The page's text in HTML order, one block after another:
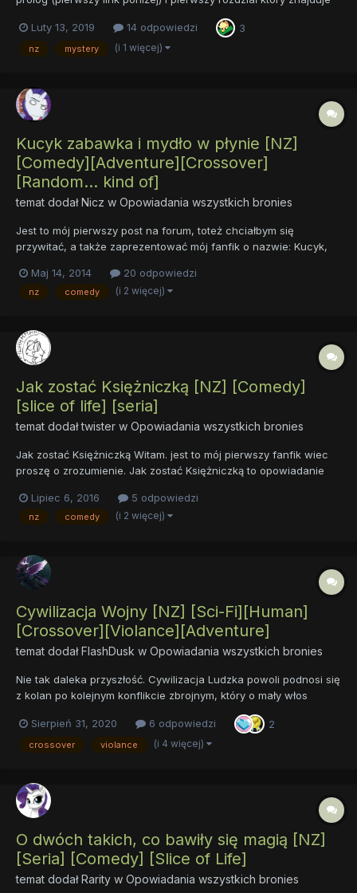
https://docs.google.com/document/d/1-
lcwCX1pxQWuiMjT2jmz23SB1Q0XPshFtQ-LHUn2DRE/edit?
Luty 13, 2019 14 odpowiedzi 3
nz mystery (i 1 więcej)
Kucyk zabawka i mydło w płynie [NZ]
[Comedy][Adventure][Crossover]
[Random... kind of]
temat dodałNicz w Opowiadania wszystkich bronies
Jest to mój pierwszy post na forum, toteż chciałbym się
przywitać, a także zaprezentować mój fanfik o nazwie: Kucyk,
świata (Długie, kiczowate tytuły z podtytułami najlepszym
przykładem braku kreatywności: Powrót Ognia) Opis: T...
Maj 14, 2014 20 odpowiedzi
nz comedy (i 2 więcej)
Jak zostać Księżniczką [NZ] [Comedy]
[slice of life] [seria]
temat dodałtwister w Opowiadania wszystkich bronies
Jak zostać Księżniczką Witam. jest to mój pierwszy fanfik wiec
proszę o zrozumienie. Jak zostać Księżniczką to opowiadanie
opowiadaniu inna bohaterka, inaczej zostanie Księżniczką i
inaczej będzie sobie z tym radził...
Lipiec 6, 2016 5 odpowiedzi
nz comedy (i 2 więcej)
Cywilizacja Wojny [NZ] [Sci-Fi][Human]
[Crossover][Violance][Adventure]
temat dodałFlashDusk w Opowiadania wszystkich bronies
Nie tak daleka przyszłość. Cywilizacja Ludzka powoli podnosi się
z kolan po kolejnym konflikcie zbrojnym, który o mały włos
zmianie za sprawą jednego... tajemniczego wydarzenia.
Zapraszam do czytania Prolog Rozdz...
Sierpień 31, 2020 6 odpowiedzi 2
crossover violance (i 4 więcej)
O dwóch takich, co bawiły się magią [NZ]
[Seria] [Comedy] [Slice of Life]
temat dodałRarity w Opowiadania wszystkich bronies